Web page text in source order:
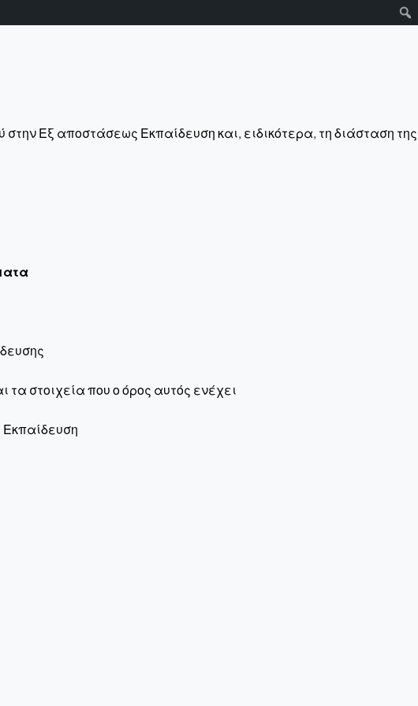
Εξ αποστάσεως Εκπαίδευση και, ειδικότερα, τη διάσταση της
στοιχεία που ο όρος αυτός ενέχει
Εκπαίδευση